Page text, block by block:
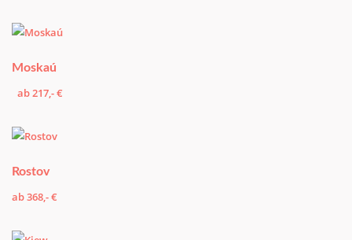
Moskaú
ab 217,- €
Rostov
ab 368,- €